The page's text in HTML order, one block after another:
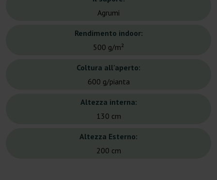
Agrumi
Rendimento indoor:
500 g/m²
Coltura all'aperto:
600 g/pianta
Altezza interna:
130 cm
Altezza Esterno:
200 cm